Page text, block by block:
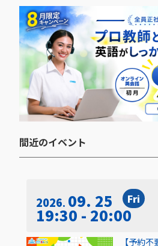
間近のイベント​
2026 09. 25 Fri
19:30 - 20:00
【予約